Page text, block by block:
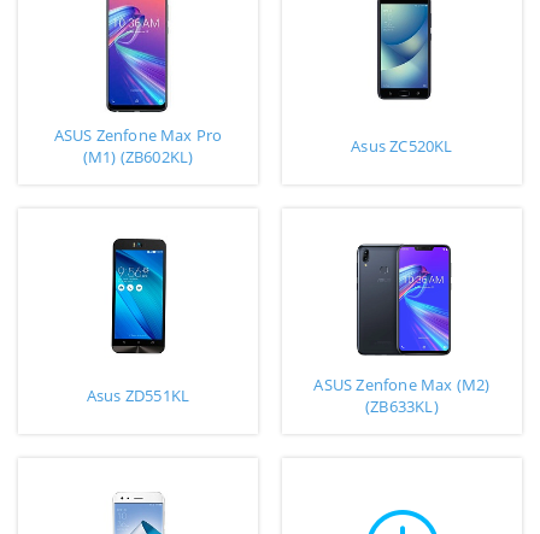
ASUS Zenfone Max Pro
(M1) (ZB602KL)
Asus ZC520KL
Asus ZD551KL
ASUS Zenfone Max (M2)
(ZB633KL)